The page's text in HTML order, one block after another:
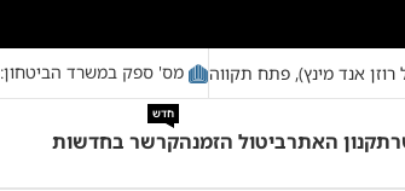
מס' ספק במשרד הביטחון: 11024439
תקנון האתרביטול הזמנהקרשר בחדשות
חדש